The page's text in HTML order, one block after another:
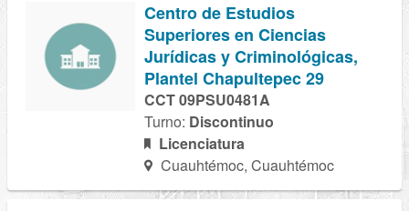
Centro de Estudios
Superiores en Ciencias
Jurídicas y Criminológicas,
Plantel Chapultepec 29
CCT 09PSU0481A
Turno: Discontinuo
Licenciatura
Cuauhtémoc, Cuauhtémoc